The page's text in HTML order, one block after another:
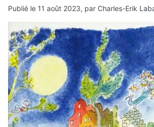
Publié le 11 août 2023, par Charles-Erik